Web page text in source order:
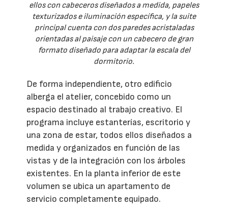
ellos con cabeceros diseñados a medida, papeles
texturizados e iluminación específica, y la suite
principal cuenta con dos paredes acristaladas
orientadas al paisaje con un cabecero de gran
formato diseñado para adaptar la escala del
dormitorio.
De forma independiente, otro edificio
alberga el atelier, concebido como un
espacio destinado al trabajo creativo. El
programa incluye estanterías, escritorio y
una zona de estar, todos ellos diseñados a
medida y organizados en función de las
vistas y de la integración con los árboles
existentes. En la planta inferior de este
volumen se ubica un apartamento de
servicio completamente equipado.